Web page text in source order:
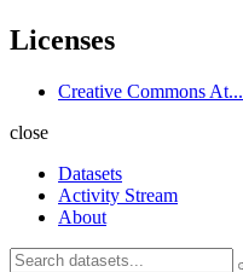
Licenses
Creative Commons At...
close
Datasets
Activity Stream
About